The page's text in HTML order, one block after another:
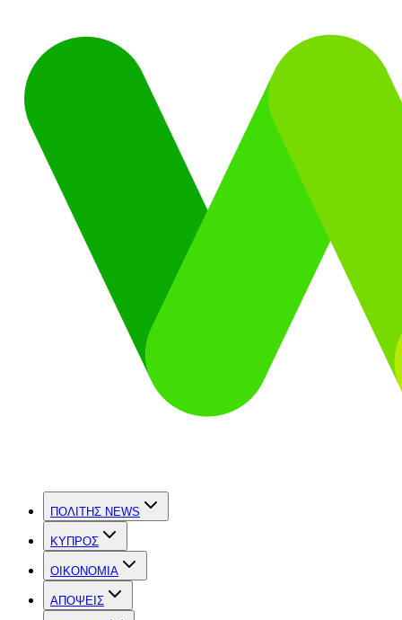
ΠΟΛΙΤΗΣ NEWS
ΚΥΠΡΟΣ
OIKONOMIA
ΑΠΟΨΕΙΣ